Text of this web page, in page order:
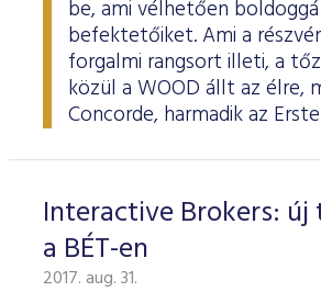
be, ami vélhetően
befektetőiket. Ami a
forgalmi rangsort illeti, a
közül a WOOD állt az élre,
Concorde, harmadik az
Interactive Brokers:
a BÉT-en
2017. aug. 31.